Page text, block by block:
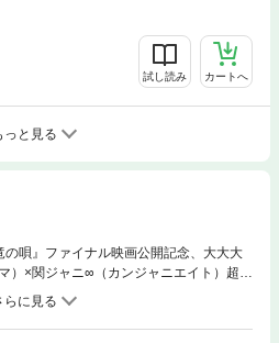
試し読み カートへ
っと見る
唄』ファイナル映画公開記念、大大大
）×関ジャニ∞（カンジャニエイト）超プ
タビュー』 ●映画『土竜の唄』豪華キ
ージ ●豪華読切！『土竜の唄・外伝 ～
ストギャラリー『非日常な彼女』四谷